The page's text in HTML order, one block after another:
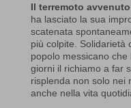
Il terremoto
ha lasciato la sua
scatenata
più colpite. Solidarietà
popolo messicano
giorni il richiamo a far
risplenda non solo nei
anche nella vita